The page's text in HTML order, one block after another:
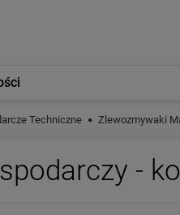
Techniczne Zlewozmywaki
-